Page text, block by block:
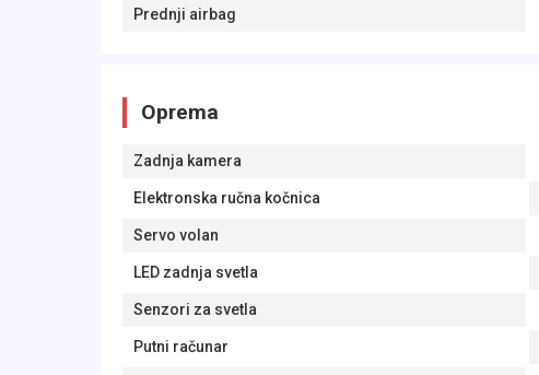
Prednji airbag
Oprema
Zadnja kamera
Elektronska ručna kočnica
Servo volan
LED zadnja svetla
Senzori za svetla
Putni računar